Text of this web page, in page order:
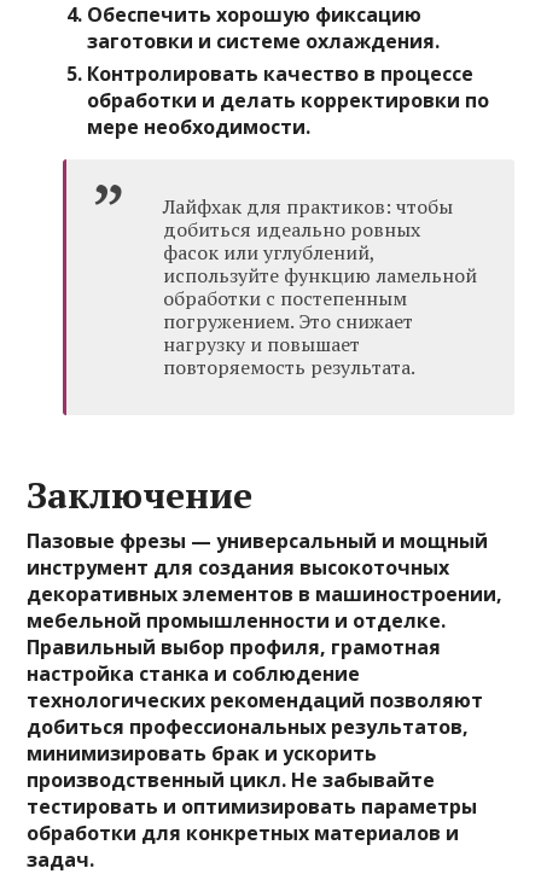
Обеспечить хорошую фиксацию
заготовки и системе охлаждения.
Контролировать качество в процессе
обработки и делать корректировки по
мере необходимости.
Лайфхак для практиков: чтобы
добиться идеально ровных
фасок или углублений,
используйте функцию ламельной
обработки с постепенным
погружением. Это снижает
нагрузку и повышает
повторяемость результата.
Заключение
Пазовые фрезы — универсальный и мощный
инструмент для создания высокоточных
декоративных элементов в машиностроении,
мебельной промышленности и отделке.
Правильный выбор профиля, грамотная
настройка станка и соблюдение
технологических рекомендаций позволяют
добиться профессиональных результатов,
минимизировать брак и ускорить
производственный цикл. Не забывайте
тестировать и оптимизировать параметры
обработки для конкретных материалов и
задач.